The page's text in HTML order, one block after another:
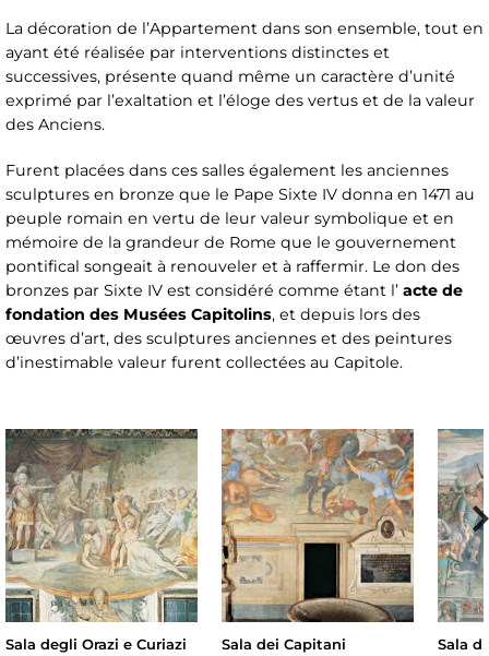
La décoration de l’Appartement dans son ensemble, tout en
ayant été réalisée par interventions distinctes et
successives, présente quand même un caractère d’unité
exprimé par l’exaltation et l’éloge des vertus et de la valeur
des Anciens.
Furent placées dans ces salles également les anciennes
sculptures en bronze que le Pape Sixte IV donna en 1471 au
peuple romain en vertu de leur valeur symbolique et en
mémoire de la grandeur de Rome que le gouvernement
pontifical songeait à renouveler et à raffermir. Le don des
bronzes par Sixte IV est considéré comme étant l’ acte de
fondation des Musées Capitolins, et depuis lors des
œuvres d’art, des sculptures anciennes et des peintures
d’inestimable valeur furent collectées au Capitole.
Sala degli Orazi e Curiazi Sala dei Capitani Sala